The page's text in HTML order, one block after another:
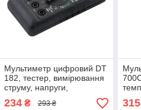
Мультиметр цифровий DT
182, тестер, вимірювання
струму, напруги,
продзвінка
234₴ 293 ₴ 315